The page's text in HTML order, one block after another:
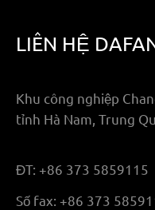
LIÊN HỆ
Khu công nghiệp
tỉnh Hà Nam, Trung
ĐT: +86 373 5859115
Số fax: +86 373